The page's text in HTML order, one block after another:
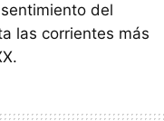
del
las corrientes más